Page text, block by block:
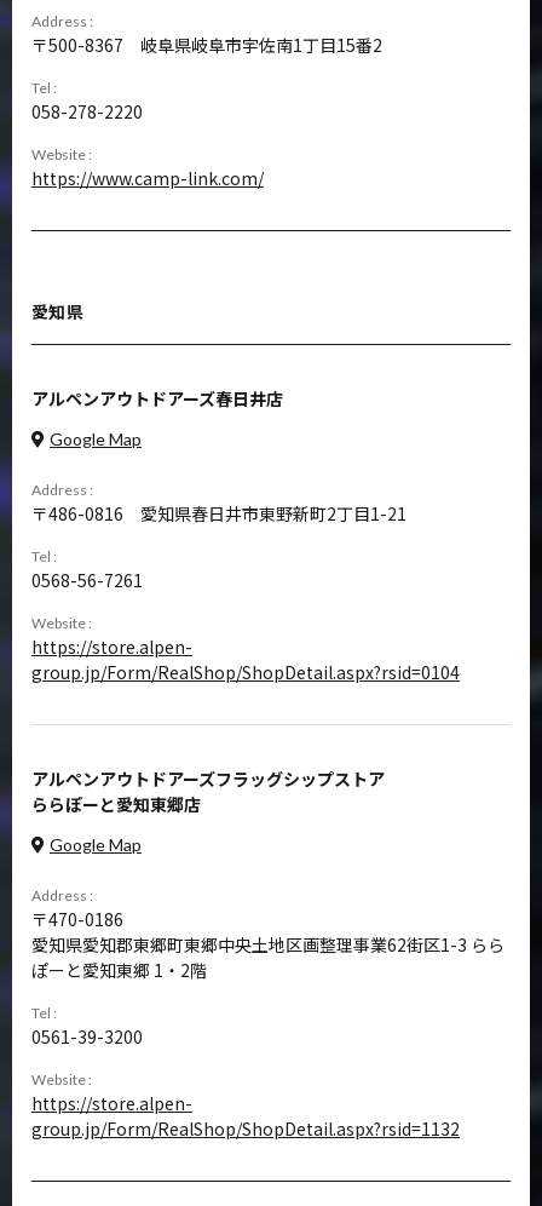
Address :
500-8367 岐阜県岐阜市宇佐南1丁目15番2
Tel :
058-278-2220
Website :
https://www.camp-link.com/
愛知県
アルペンアウトドアーズ春日井店
Google Map
Address :
486-0816 愛知県春日井市東野新町2丁目1-21
Tel :
0568-56-7261
Website :
https://store.alpen-
group.jp/Form/RealShop/ShopDetail.aspx?rsid=0104
アルペンアウトドアーズフラッグシップストア
ららぽーと愛知東郷店
Google Map
Address :
470-0186
愛知県愛知郡東郷町東郷中央土地区画整理事業62街区1-3 らら
ぽーと愛知東郷 1・2階
Tel :
0561-39-3200
Website :
https://store.alpen-
group.jp/Form/RealShop/ShopDetail.aspx?rsid=1132